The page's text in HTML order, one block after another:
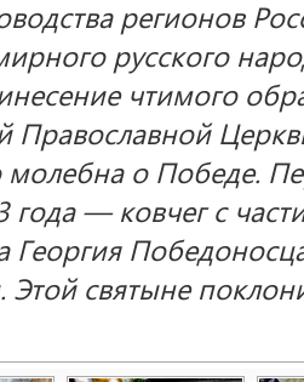
регионов
русского
чтимого
Православной
молебна о Победе.
года — ковчег с
Георгия
Этой святыне